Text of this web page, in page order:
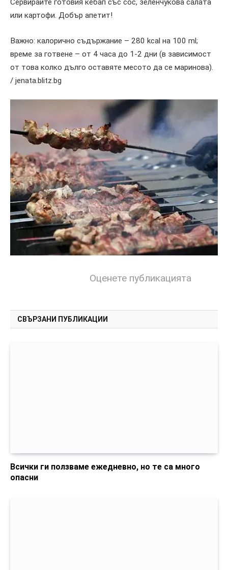
Сервирайте готовия кебап със сос, зеленчукова салата
или картофи. Добър апетит!
Важно: калорично съдържание – 280 kcal на 100 ml;
време за готвене – от 4 часа до 1-2 дни (в зависимост
от това колко дълго оставяте месото да се маринова).
/ jenata.blitz.bg
Оценете публикацията
СВЪРЗАНИ ПУБЛИКАЦИИ
Всички ги ползваме ежедневно, но те са много
опасни